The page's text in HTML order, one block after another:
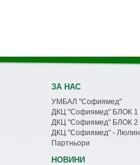
ЗА НАС
УМБАЛ "Софиямед"
ДКЦ "Софиямед" БЛОК 1
ДКЦ "Софиямед" БЛОК 2
ДКЦ "Софиямед" - Люлин
Партньори
НОВИНИ